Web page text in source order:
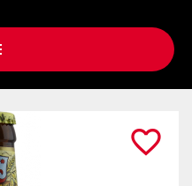
favorite_border